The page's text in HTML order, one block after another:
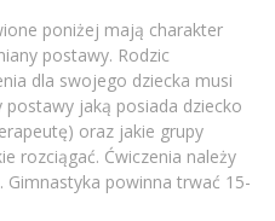
poniżej mają charakter
postawy. Rodzic
dla swojego dziecka musi
jaką posiada dziecko
oraz jakie grupy
rozciągać. Ćwiczenia należy
powinna trwać 15-